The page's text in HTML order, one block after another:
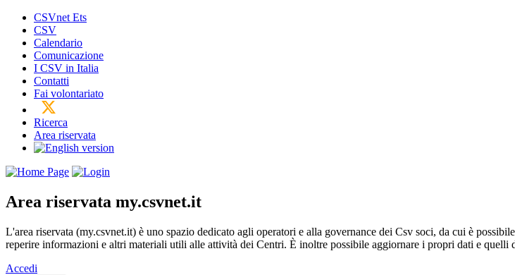
CSVnet Ets
CSV
Calendario
Comunicazione
I CSV in Italia
Contatti
Fai volontariato
Ricerca
Area riservata
Area riservata my.csvnet.it
L'area riservata (my.csvnet.it) è uno spazio dedicato agli operatori e alla governance dei Csv soci, da cui è
reperire informazioni e altri materiali utili alle attività dei Centri. È inoltre possibile aggiornare i propri dati e quelli
Accedi